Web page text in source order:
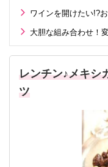
ワインを開けたい!?
大胆な組み合わせ！
レンチン♪メキシ
ツ